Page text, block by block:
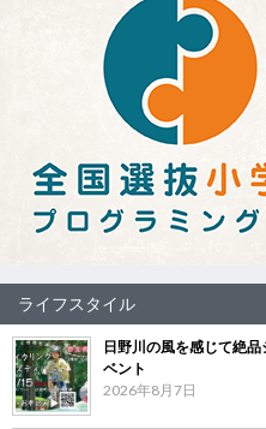
ライフスタイル
日野川の風を感じて絶
ベント
2026年8月7日